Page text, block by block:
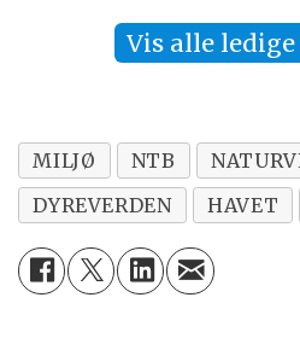
Vis alle
MILJØ NTB
DYREVERDEN
HAVET